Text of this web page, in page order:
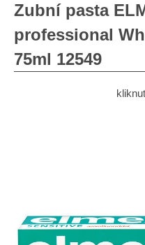
Zubní pasta
professional
75ml 12549